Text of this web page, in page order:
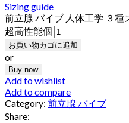
Sizing guide
前立腺 バイブ 人体工学 ３
超高性能個
お買い物カゴに追加
or
Buy now
Add to wishlist
Add to compare
Category: 前立腺 バイブ
Share: